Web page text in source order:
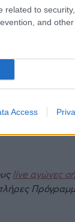
related to
and other
Access
την άμυνα
μας δίνει
αλλά
live αγώνες